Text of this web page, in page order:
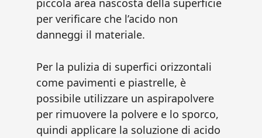
piccola area nascosta della superficie
per verificare che l’acido non
danneggi il materiale.
Per la pulizia di superfici orizzontali
come pavimenti e piastrelle, è
possibile utilizzare un aspirapolvere
per rimuovere la polvere e lo sporco,
quindi applicare la soluzione di acido